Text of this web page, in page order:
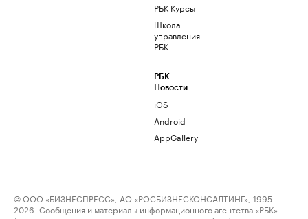
РБК Курсы
Школа
управления
РБК
РБК
Новости
iOS
Android
AppGallery
© ООО «БИЗНЕСПРЕСС», АО «РОСБИЗНЕСКОНСАЛТИНГ», 1995–
2026. Сообщения и материалы информационного агентства «РБК»